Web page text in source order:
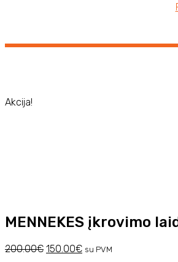
Akcija!
MENNEKES įkrovimo
200.00€ Original
150.00€Current
su PVM